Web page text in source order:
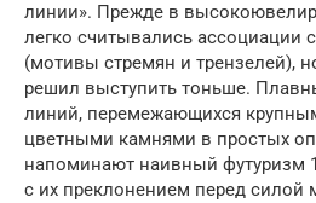
линии». Прежде в
легко считывались ассоциации
(мотивы стремян и трензелей),
решил выступить тоньше.
линий, перемежающихся
цветными камнями в простых
напоминают наивный футуризм
с их преклонением перед силой